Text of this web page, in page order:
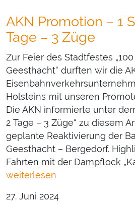
AKN Promotion – 1
Tage – 3 Züge
Zur Feier des Stadtfestes
Geesthacht“ durften wir die
Holsteins mit unseren
Die AKN informierte unter
2 Tage – 3 Züge“ zu diesem
geplante Reaktivierung der
Geesthacht – Bergedorf.
Fahrten mit der Dampflock
weiterlesen
27. Juni 2024